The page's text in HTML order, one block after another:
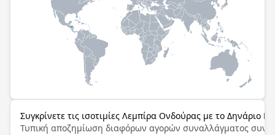
Συγκρίνετε τις ισοτιμίες Λεμπίρα Ονδούρας με το Δηνάριο
Τυπική αποζημίωση διαφόρων αγορών συναλλάγματος